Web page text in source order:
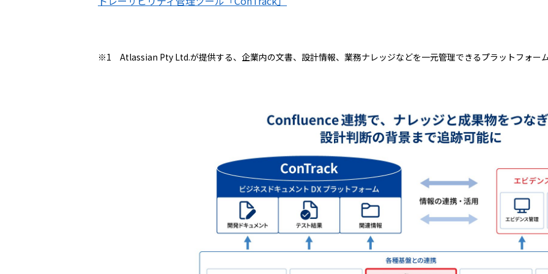
※1 Atlassian Pty Ltd.が提供する、企業内の文書、設計情報、業務ナレッジなどを一元管理できるプラットフォー